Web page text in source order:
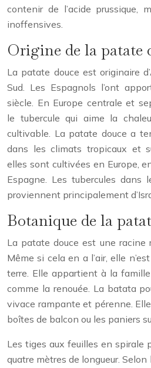
contenir de l’acide prussique,
inoffensives.
Origine de la patate
La patate douce est originaire
Sud. Les Espagnols l’ont
siècle. En Europe centrale et
le tubercule qui aime la
cultivable. La patate douce a
dans les climats tropicaux et
elles sont cultivées en Europe,
Espagne. Les tubercules dans
proviennent principalement
Botanique de la
La patate douce est une racine
Même si cela en a l’air, elle
terre. Elle appartient à la
comme la renouée. La batata
vivace rampante et pérenne.
boîtes de balcon ou les paniers
Les tiges aux feuilles en spirale
quatre mètres de longueur.